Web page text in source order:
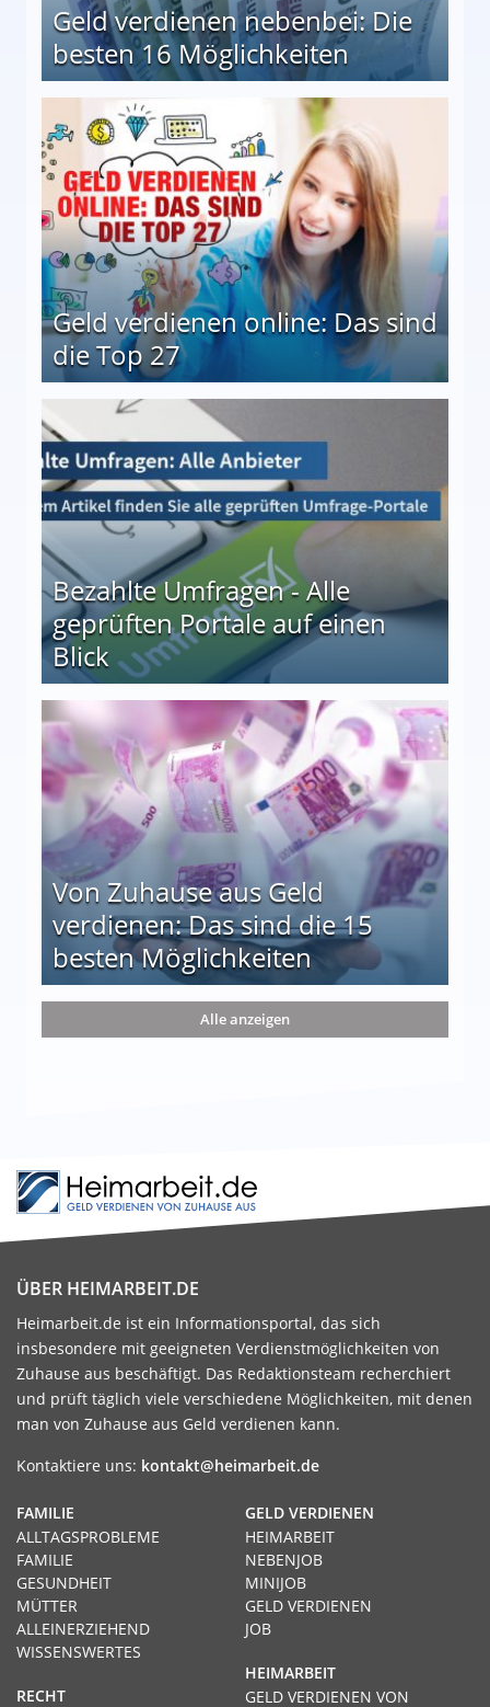
Geld verdienen nebenbei: Die
besten 16 Möglichkeiten
Geld verdienen online: Das sind
die Top 27
Bezahlte Umfragen - Alle
geprüften Portale auf einen
Blick
auf einen Blick
Von Zuhause aus Geld
verdienen: Das sind die 15
besten Möglichkeiten
die 15 besten Möglichkeiten
Alle anzeigen
ÜBER HEIMARBEIT.DE
Heimarbeit.de ist ein Informationsportal, das sich
insbesondere mit geeigneten Verdienstmöglichkeiten von
Zuhause aus beschäftigt. Das Redaktionsteam recherchiert
und prüft täglich viele verschiedene Möglichkeiten, mit denen
man von Zuhause aus Geld verdienen kann.
Kontaktiere uns: kontakt@heimarbeit.de
GELD VERDIENEN
HEIMARBEIT
NEBENJOB
MINIJOB
GELD VERDIENEN
JOB
HEIMARBEIT
GELD VERDIENEN VON
FAMILIE
ALLTAGSPROBLEME
FAMILIE
GESUNDHEIT
MÜTTER
ALLEINERZIEHEND
WISSENSWERTES
RECHT